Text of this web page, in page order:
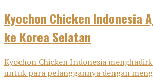
Kyochon Chicken Indonesia
ke Korea Selatan
Kyochon Chicken Indonesia
untuk para pelanggannya dengan